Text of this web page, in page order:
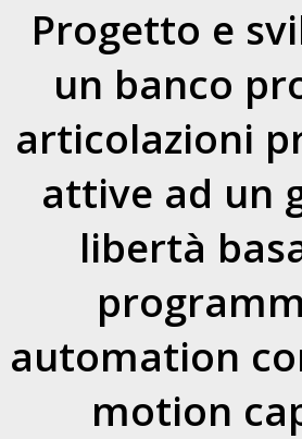
Progetto e
un banco
articolazioni
attive ad un
libertà
automation
motion